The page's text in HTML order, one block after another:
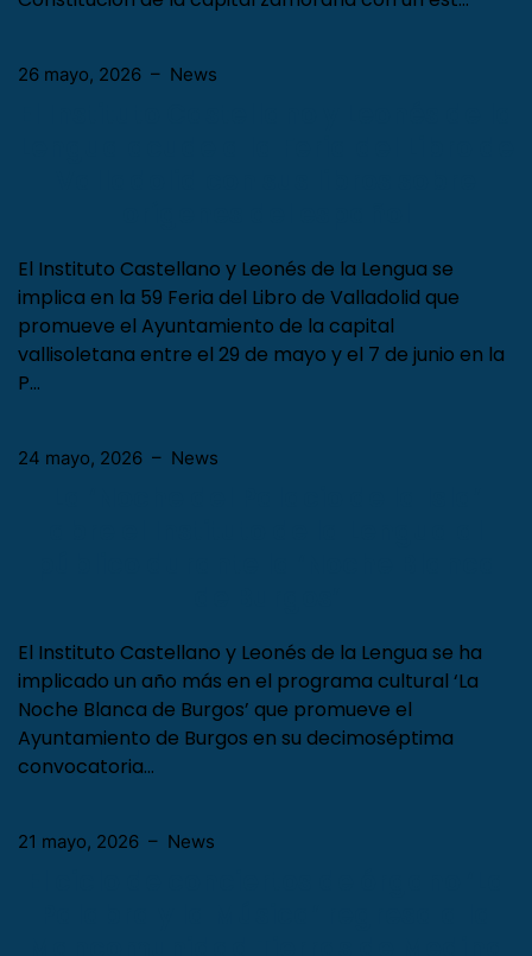
26 mayo, 2026 – News
El Instituto Castellano y Leonés de la Lengua se
implica en la 59 Feria del Libro de Valladolid que
promueve el Ayuntamiento de la capital
vallisoletana entre el 29 de mayo y el 7 de junio en la
P…
24 mayo, 2026 – News
El Instituto Castellano y Leonés de la Lengua se ha
implicado un año más en el programa cultural ‘La
Noche Blanca de Burgos’ que promueve el
Ayuntamiento de Burgos en su decimoséptima
convocatoria…
21 mayo, 2026 – News